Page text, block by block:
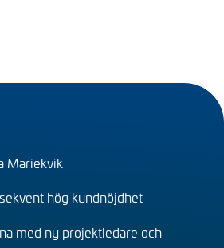
Mariekvik
hög kundnöjdhet
med ny projektledare och